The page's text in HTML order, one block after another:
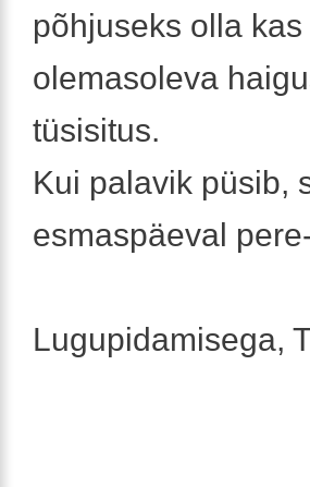
põhjuseks olla
olemasoleva
tüsisitus.
Kui palavik püsib,
esmaspäeval
Lugupidamisega,